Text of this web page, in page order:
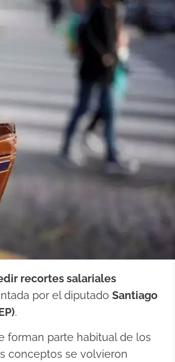
recortes salariales
por el diputado Santiago
.
forman parte habitual de los
conceptos se volvieron